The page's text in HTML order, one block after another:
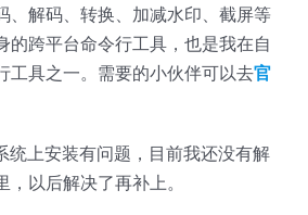
、解码、转换、加减水印、截屏等
的跨平台命令行工具，也是我在自
工具之一。需要的小伙伴可以去官
统上安装有问题，目前我还没有解
以后解决了再补上。